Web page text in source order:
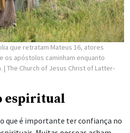
que retratam Mateus 16, atores
os apóstolos caminham enquanto
| The Church of Jesus Christ of Latter-
espiritual
que é importante ter confiança no